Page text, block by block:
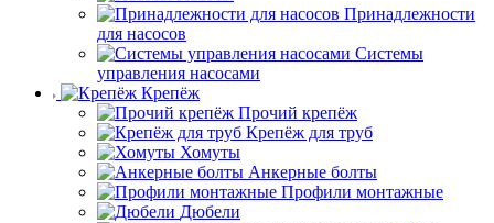
Принадлежности
для насосов
Системы
управления насосами
Крепёж
Прочий крепёж
Крепёж для труб
Хомуты
Анкерные болты
Профили монтажные
Дюбели